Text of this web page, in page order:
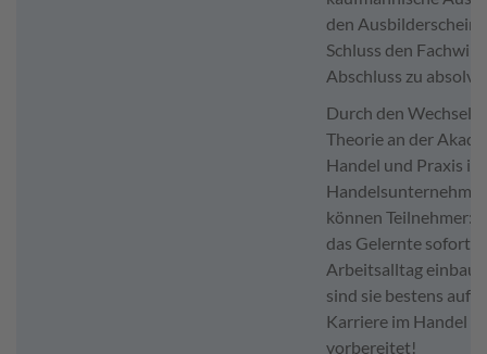
den Ausbilderschein
Schluss den
Abschluss zu
Durch den Wechsel
Theorie an der
Handel und Praxis im
können
das Gelernte sofort
Arbeitsalltag
sind sie bestens auf
Karriere im Handel
vorbereitet!